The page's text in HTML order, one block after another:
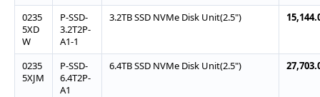
0235
5XD
W
P-SSD-
3.2T2P-
A1-1
3.2TB SSD NVMe Disk Unit(2.5")
0235
5XJM
P-SSD-
6.4T2P-
A1
6.4TB SSD NVMe Disk Unit(2.5")